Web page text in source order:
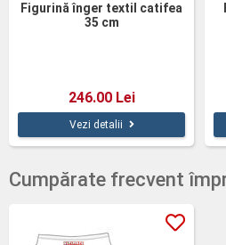
Figurină înger textil catifea
35 cm
246.00 Lei
Vezi detalii
Cumpărate frecvent